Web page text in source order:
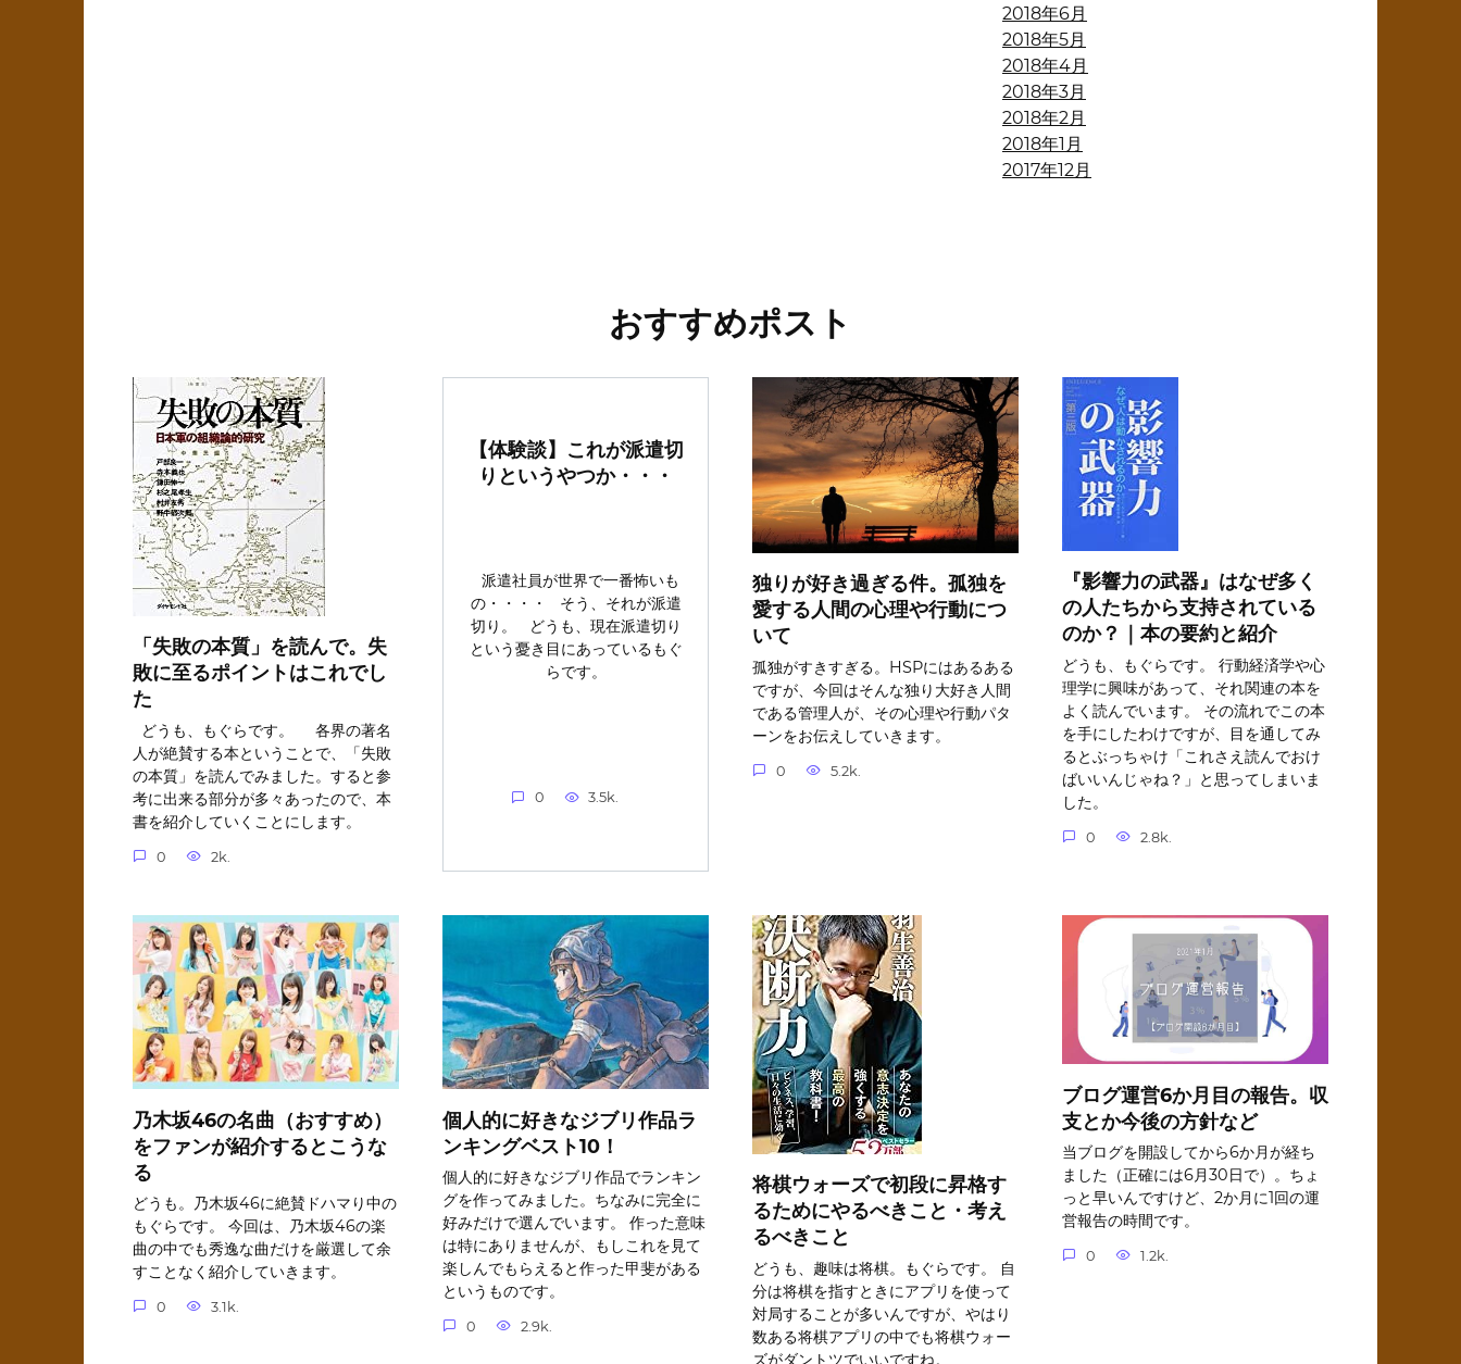
2018年6月
2018年5月
2018年4月
2018年3月
2018年2月
2018年1月
2017年12月
おすすめポスト
「失敗の本質」を読んで。失
敗に至るポイントはこれでし
た
どうも、もぐらです。 各界の著名
人が絶賛する本ということで、「失敗
の本質」を読んでみました。すると参
考に出来る部分が多々あったので、本
書を紹介していくことにします。
0 2k.
【体験談】これが派遣切
りというやつか・・・
派遣社員が世界で一番怖いも
の・・・・ そう、それが派遣
切り。 どうも、現在派遣切り
という憂き目にあっているもぐ
らです。
0 3.5k.
独りが好き過ぎる件。孤独を
愛する人間の心理や行動につ
いて
孤独がすきすぎる。HSPにはあるある
ですが、今回はそんな独り大好き人間
である管理人が、その心理や行動パタ
ーンをお伝えしていきます。
0 5.2k.
『影響力の武器』はなぜ多く
の人たちから支持されている
のか？｜本の要約と紹介
どうも、もぐらです。 行動経済学や心
理学に興味があって、それ関連の本を
よく読んでいます。 その流れでこの本
を手にしたわけですが、目を通してみ
るとぶっちゃけ「これさえ読んでおけ
ばいいんじゃね？」と思ってしまいま
した。
0 2.8k.
乃木坂46の名曲（おすすめ）
をファンが紹介するとこうな
る
どうも。乃木坂46に絶賛ドハマり中の
もぐらです。 今回は、乃木坂46の楽
曲の中でも秀逸な曲だけを厳選して余
すことなく紹介していきます。
0 3.1k.
個人的に好きなジブリ作品ラ
ンキングベスト10！
個人的に好きなジブリ作品でランキン
グを作ってみました。ちなみに完全に
好みだけで選んでいます。 作った意味
は特にありませんが、もしこれを見て
楽しんでもらえると作った甲斐がある
というものです。
0 2.9k.
将棋ウォーズで初段に昇格す
るためにやるべきこと・考え
るべきこと
どうも、趣味は将棋。もぐらです。 自
分は将棋を指すときにアプリを使って
対局することが多いんですが、やはり
数ある将棋アプリの中でも将棋ウォー
ズがダントツでいいですね。
ブログ運営6か月目の報告。収
支とか今後の方針など
当ブログを開設してから6か月が経ち
ました（正確には6月30日で）。ちょ
っと早いんですけど、2か月に1回の運
営報告の時間です。
0 1.2k.